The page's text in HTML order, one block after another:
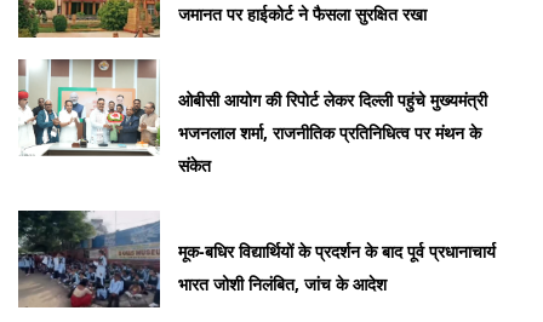
जमानत पर हाईकोर्ट ने फैसला सुरक्षित रखा
ओबीसी आयोग की रिपोर्ट लेकर दिल्ली पहुंचे मुख्यमंत्री
भजनलाल शर्मा, राजनीतिक प्रतिनिधित्व पर मंथन के
संकेत
मूक-बधिर विद्यार्थियों के प्रदर्शन के बाद पूर्व प्रधानाचार्य
भारत जोशी निलंबित, जांच के आदेश